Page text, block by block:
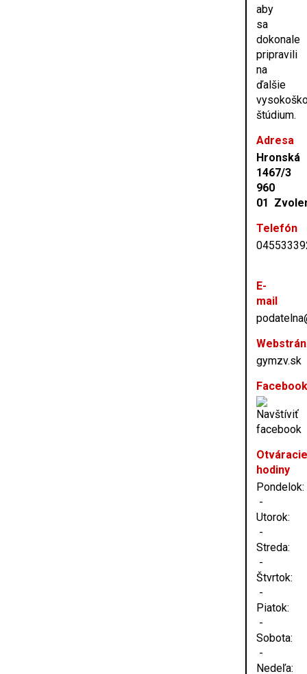
aby
sa
dokonale
pripravili
na
ďalšie
štúdium.
Adresa
Hronská
1467/3
960
01
Telefón
E-
mail
gymzv.sk
Facebook
Otváracie
hodiny
Pondelok:
-
Utorok:
-
Streda:
-
Štvrtok:
-
Piatok:
-
Sobota:
-
Nedeľa: